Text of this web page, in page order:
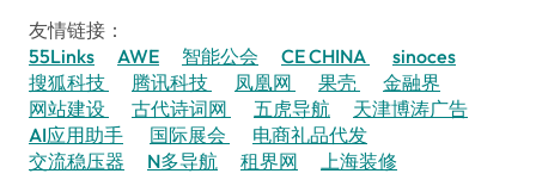
友情链接：
55Links
AWE 智能公会 CE CHINA
sinoces
搜狐科技
腾讯科技 凤凰网 果壳
金融界
网站建设
古代诗词网 五虎导航
天津博涛广告
AI应用助手
国际展会
电商礼品代发
交流稳压器
N多导航 租界网 上海装修